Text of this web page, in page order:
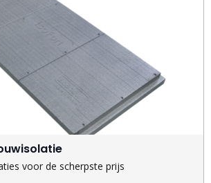
voor de scherpste prijs